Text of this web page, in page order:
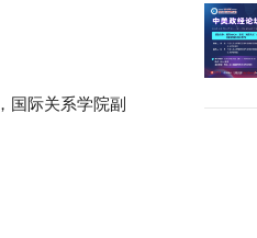
国际关系学院副